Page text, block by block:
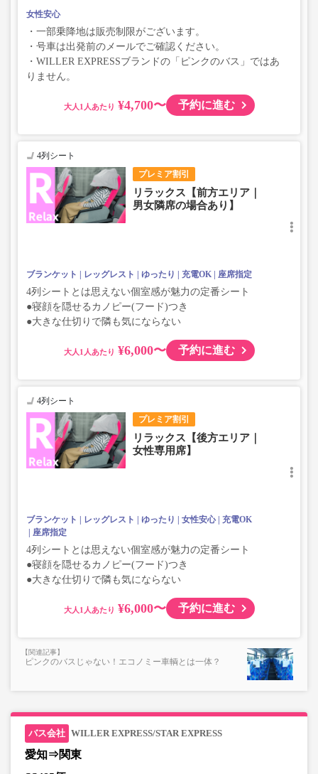
女性安心
・一部乗降地は販売制限がございます。
・号車は出発前のメールでご確認ください。
・WILLER EXPRESSブランドの「ピンクのバス」ではあ
りません。
大人 ¥4,700〜 予約に進む
プレミア割引
4列シート
リラックス【前方エリア｜
男女隣席の場合あり】
ブランケット レッグレスト ゆったり 充電OK 座席指定
4列シートとは思えない個室感が魅力の定番シート
●寝顔を隠せるカノピー(フード)つき
●大きな仕切りで隣も気にならない
大人 ¥6,000〜 予約に進む
プレミア割引
4列シート
リラックス【後方エリア｜
女性専用席】
ブランケット レッグレスト ゆったり 女性安心
充電OK
座席指定
4列シートとは思えない個室感が魅力の定番シート
●寝顔を隠せるカノピー(フード)つき
●大きな仕切りで隣も気にならない
大人 ¥6,000〜 予約に進む
ピンクのバスじゃない！エコノミー車輌とは一体？
WILLER EXPRESS/STAR EXPRESS
愛知⇒関東